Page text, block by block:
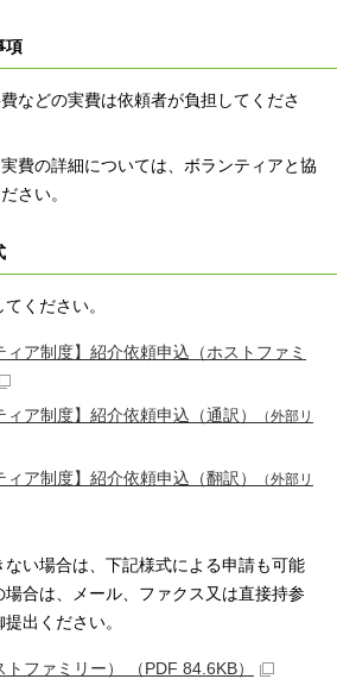
項
などの実費は依頼者が負担してくださ
費の詳細については、ボランティアと協
さい。
ください。
ィア制度】紹介依頼申込（ホストファミ
ィア制度】紹介依頼申込（通訳）
（外部リ
ィア制度】紹介依頼申込（翻訳）
（外部リ
ない場合は、下記様式による申請も可能
合は、メール、ファクス又は直接持参
出ください。
ファミリー） （PDF 84.6KB）